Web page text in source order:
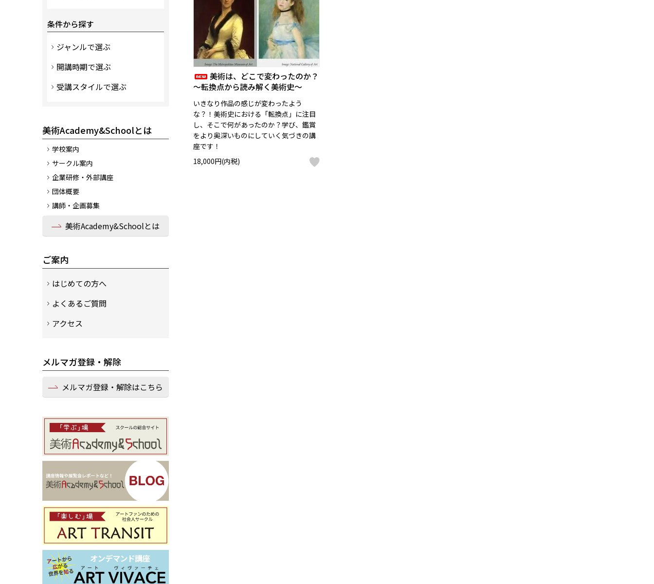
条件から探す
ジャンルで選ぶ
開講時期で選ぶ
受講スタイルで選ぶ
美術Academy&Schoolとは
学校案内
サークル案内
企業研修・外部講座
団体概要
講師・企画募集
美術Academy&Schoolとは
ご案内
はじめての方へ
よくあるご質問
アクセス
メルマガ登録・解除
メルマガ登録・解除はこちら
美術は、どこで変わったのか？
～転換点から読み解く美術史～
いきなり作品の感じが変わったよう
な？！美術史における「転換点」に注目
し、そこで何があったのか？学び、鑑賞
をより奥深いものにしていく気づきの講
座です！
18,000円(内税)